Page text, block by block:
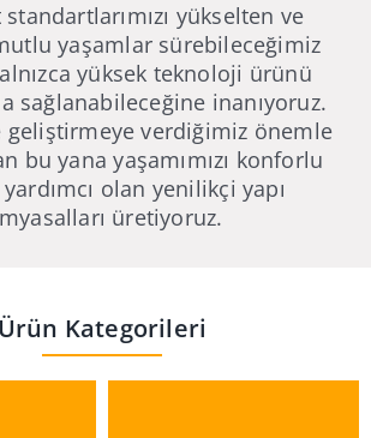
yükselten ve
yaşamlar sürebileceğimiz
yüksek teknoloji ürünü
sağlanabileceğine inanıyoruz.
geliştirmeye verdiğimiz önemle
bu yana yaşamımızı konforlu
olan yenilikçi yapı
üretiyoruz.
Ürün Kategorileri